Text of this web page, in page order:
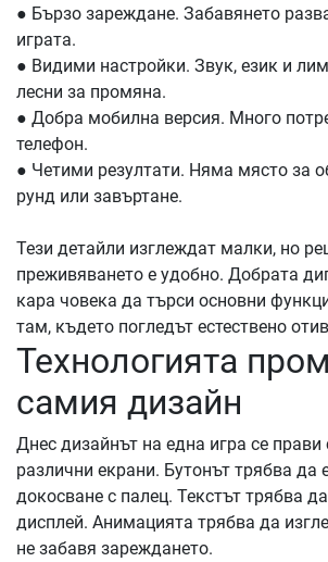
● Бързо зареждане. Забавянето
играта.
● Видими настройки. Звук, език и
лесни за промяна.
● Добра мобилна версия. Много
телефон.
● Четими резултати. Няма място за
рунд или завъртане.
Тези детайли изглеждат малки, но
преживяването е удобно. Добрата
кара човека да търси основни
там, където погледът естествено
Технологията
самия дизайн
Днес дизайнът на една игра се прави
различни екрани. Бутонът трябва да
докосване с палец. Текстът трябва
дисплей. Анимацията трябва да
не забавя зареждането.